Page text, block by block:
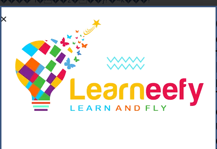
��o��C���ǡ���,����*�3��#eۧ_>\��z
�K{DQg�Ϯ��]u��3o�V~�/��@��??
����Y�]�s�n���s
����p��|
��^��������$��ٽ�P���~��4���Snn^
$ ����Ogy/|>ڿ|�I��'A�n��1�$�}
=c"'��K���X�:��?j�ԫ��-